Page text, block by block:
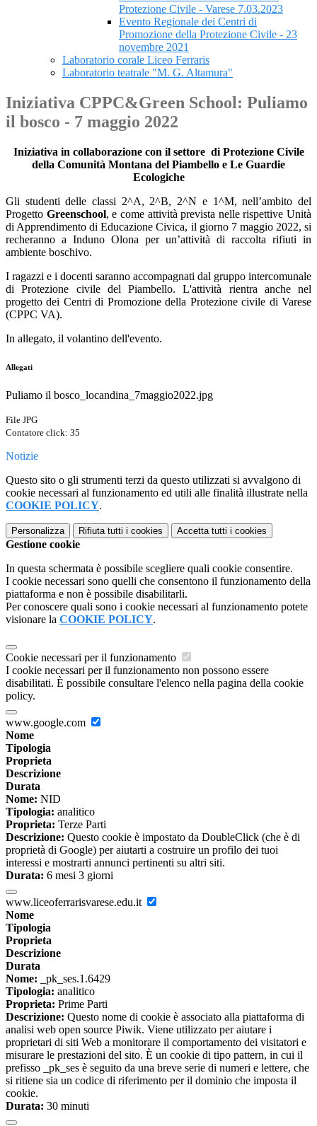
Protezione Civile - Varese 7.03.2023
Evento Regionale dei Centri di
Promozione della Protezione Civile - 23
novembre 2021
Laboratorio corale Liceo Ferraris
Laboratorio teatrale "M. G. Altamura"
Iniziativa CPPC&Green School: Puliamo
il bosco - 7 maggio 2022
Iniziativa in collaborazione con il settore di Protezione Civile
della Comunità Montana del Piambello e Le Guardie
Ecologiche
Gli studenti delle classi 2^A, 2^B, 2^N e 1^M, nell’ambito del
Progetto Greenschool, e come attività prevista nelle rispettive Unità
di Apprendimento di Educazione Civica, il giorno 7 maggio 2022, si
recheranno a Induno Olona per un’attività di raccolta rifiuti in
ambiente boschivo.
I ragazzi e i docenti saranno accompagnati dal gruppo intercomunale
di Protezione civile del Piambello. L'attività rientra anche nel
progetto dei Centri di Promozione della Protezione civile di Varese
(CPPC VA).
In allegato, il volantino dell'evento.
Allegati
Puliamo il bosco_locandina_7maggio2022.jpg
File JPG
Contatore click: 35
Notizie
Questo sito o gli strumenti terzi da questo utilizzati si avvalgono di
cookie necessari al funzionamento ed utili alle finalità illustrate nella
COOKIE POLICY.
Personalizza Rifiuta tutti i cookies Accetta tutti i cookies
Gestione cookie
In questa schermata è possibile scegliere quali cookie consentire.
I cookie necessari sono quelli che consentono il funzionamento della
piattaforma e non è possibile disabilitarli.
Per conoscere quali sono i cookie necessari al funzionamento potete
visionare la COOKIE POLICY.
Cookie necessari per il funzionamento
I cookie necessari per il funzionamento non possono essere
disabilitati. È possibile consultare l'elenco nella pagina della cookie
policy.
www.google.com
Nome
Tipologia
Proprieta
Descrizione
Durata
Nome: NID
Tipologia: analitico
Proprieta: Terze Parti
Descrizione: Questo cookie è impostato da DoubleClick (che è di
proprietà di Google) per aiutarti a costruire un profilo dei tuoi
interessi e mostrarti annunci pertinenti su altri siti.
Durata: 6 mesi 3 giorni
www.liceoferrarisvarese.edu.it
Nome
Tipologia
Proprieta
Descrizione
Durata
Nome: _pk_ses.1.6429
Tipologia: analitico
Proprieta: Prime Parti
Descrizione: Questo nome di cookie è associato alla piattaforma di
analisi web open source Piwik. Viene utilizzato per aiutare i
proprietari di siti Web a monitorare il comportamento dei visitatori e
misurare le prestazioni del sito. È un cookie di tipo pattern, in cui il
prefisso _pk_ses è seguito da una breve serie di numeri e lettere, che
si ritiene sia un codice di riferimento per il dominio che imposta il
cookie.
Durata: 30 minuti